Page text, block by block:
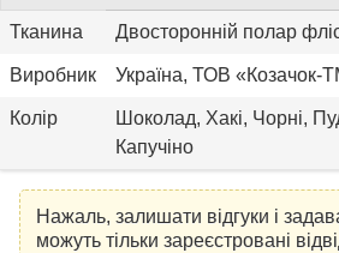
Тканина Двосторонній полар
Виробник Україна, ТОВ «Козачок-
Колір
Шоколад, Хакі, Чорні,
Капучіно
Нажаль, залишати відгуки і
можуть тільки зареєстровані